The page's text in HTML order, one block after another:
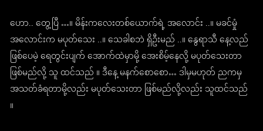
ဟော.. တွေ့ပြီ …။ မိန်းကလေးတစ်ယောက်ရဲ့ အလောင်း ..။ မခင်မှုံ
အလောင်းက မပုတ်သေး ..။ သေခါစဘဲ ရှိဦးမည် ..။ နွေရာသီ နေ့လည်
ဖြစ်ပေမဲ့ ရေတွင်းပျက် အောက်ထဲမှာမို့ အေးစိမ့်နေလို့ မပုတ်သေးတာ
ဖြစ်မည်လို့ သူ ထင်သည် ။ ဒီနေ့ မနက်စောစော… ဒါမှမဟုတ် ညကမှ
အသတ်ခံရတာမို့လည်း မပုတ်သေးတာ ဖြစ်မည်လို့လည်း သူထင်သည်
။